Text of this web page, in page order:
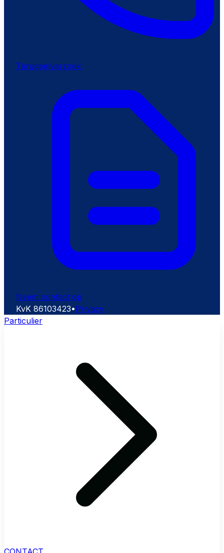
Terugbelverzoek
Neem contact op
KvK 86103423•Privacy
Particulier